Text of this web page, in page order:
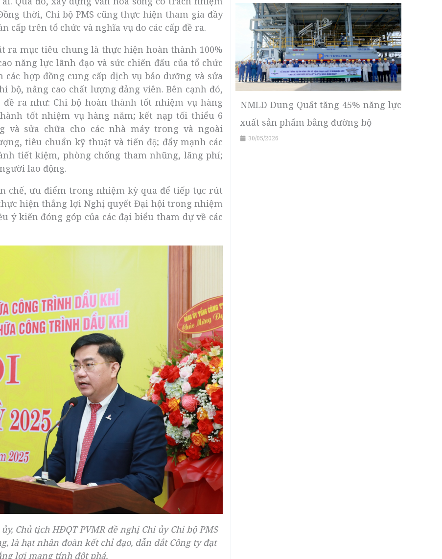
thời, Chi bộ PMS cũng thực hiện tham gia đầy
cấp trên tổ chức và nghĩa vụ do các cấp đề ra.
ra mục tiêu chung là thực hiện hoàn thành 100%
năng lực lãnh đạo và sức chiến đấu của tổ chức
hợp đồng cung cấp dịch vụ bảo dưỡng và sửa
bộ, nâng cao chất lượng đảng viên. Bên cạnh đó,
đề ra như: Chi bộ hoàn thành tốt nhiệm vụ hàng
tốt nhiệm vụ hàng năm; kết nạp tối thiểu 6
và sửa chữa cho các nhà máy trong và ngoài
tiêu chuẩn kỹ thuật và tiến độ; đẩy mạnh các
tiết kiệm, phòng chống tham nhũng, lãng phí;
lao động.
chế, ưu điểm trong nhiệm kỳ qua để tiếp tục rút
hiện thắng lợi Nghị quyết Đại hội trong nhiệm
ý kiến đóng góp của các đại biểu tham dự về các
Chủ tịch HĐQT PVMR đề nghị Chi ủy Chi bộ PMS
là hạt nhân đoàn kết chỉ đạo, dẫn dắt Công ty đạt
lợi mang tính đột phá.
NMLD Dung Quất tăng 45% năng lực
xuất sản phẩm bằng đường bộ
30/05/2026